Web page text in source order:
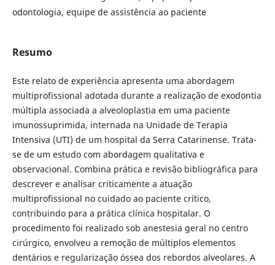
odontologia, equipe de assistência ao paciente
Resumo
Este relato de experiência apresenta uma abordagem
multiprofissional adotada durante a realização de exodontia
múltipla associada a alveoloplastia em uma paciente
imunossuprimida, internada na Unidade de Terapia
Intensiva (UTI) de um hospital da Serra Catarinense. Trata-
se de um estudo com abordagem qualitativa e
observacional. Combina prática e revisão bibliográfica para
descrever e analisar criticamente a atuação
multiprofissional no cuidado ao paciente crítico,
contribuindo para a prática clínica hospitalar. O
procedimento foi realizado sob anestesia geral no centro
cirúrgico, envolveu a remoção de múltiplos elementos
dentários e regularização óssea dos rebordos alveolares. A